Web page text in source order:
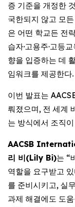
증 기준을 개정한
국한되지 않고 모
은 어떤 학교든 전
습자·고용주·고등
향을 입증하는 데
임워크를 제공한다.
이번 발표는
뤄졌으며, 전 세계
는 방식에서 조직
AACSB
리 비(Lily Bi)는 “
역할을 요구받고
를 준비시키고, 실
과제 해결에도 도